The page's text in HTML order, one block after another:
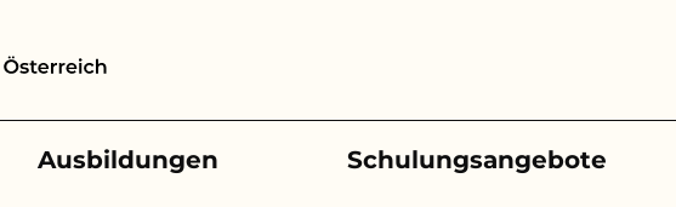
Ausbildungen Schulungsangebote